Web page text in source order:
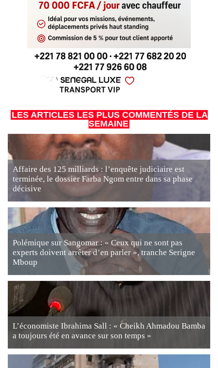
LES ARTICLES LES PLUS COMMENTÉS DE LA
SEMAINE
Affaire des 125 milliards : l’enquête judiciaire est
terminée, le dossier Farba Ngom entre dans sa phase
décisive
Polémique sur Sangomar : « Ceux qui ne sont pas
experts doivent arrêter d’en parler », tranche Serigne
Mboup
L’économiste Ibrahima Sall : « Cheikh Ahmadou Bamba
a toujours été en avance sur son temps »